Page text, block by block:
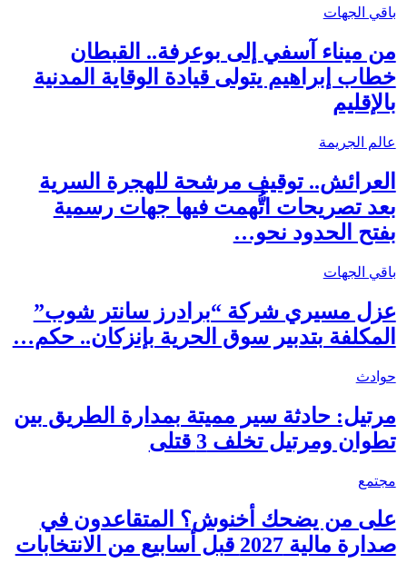
باقي الجهات
من ميناء آسفي إلى بوعرفة.. القبطان
خطاب إبراهيم يتولى قيادة الوقاية المدنية
بالإقليم
عالم الجريمة
العرائش.. توقيف مرشحة للهجرة السرية
بعد تصريحات اتُّهمت فيها جهات رسمية
بفتح الحدود نحو…
باقي الجهات
عزل مسيري شركة “برادرز سانتر شوب”
المكلفة بتدبير سوق الحرية بإنزكان.. حكم…
حوادث
مرتيل: حادثة سير مميتة بمدارة الطريق بين
تطوان ومرتيل تخلف 3 قتلى
مجتمع
على من يضحك أخنوش؟ المتقاعدون في
صدارة مالية 2027 قبل أسابيع من الانتخابات